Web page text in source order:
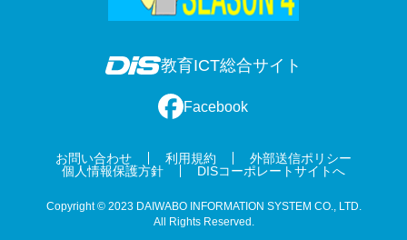
教育ICT総合サイト
Facebook
お問い合わせ 利用規約
外部送信ポリシー
個人情報保護方針
DISコーポレートサイトへ
Copyright © 2023 DAIWABO INFORMATION SYSTEM CO., LTD.
All Rights Reserved.